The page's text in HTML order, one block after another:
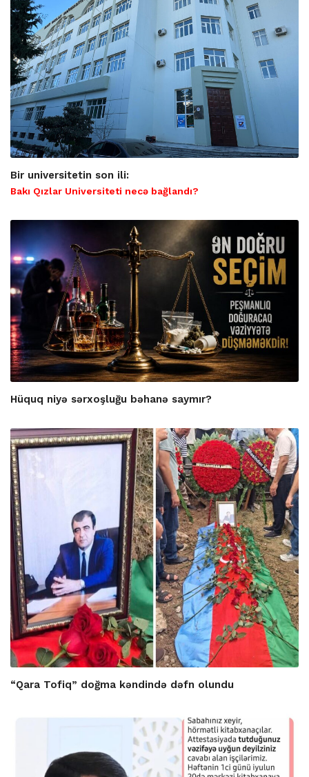
Bir universitetin son ili:
Bakı Qızlar Universiteti necə bağlandı?
Hüquq niyə sərxoşluğu bəhanə saymır?
“Qara Tofiq” doğma kəndində dəfn olundu